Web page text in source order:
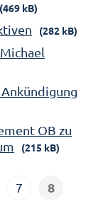
(469 kB)
(282 kB)
OB zu
(215 kB)
7 8